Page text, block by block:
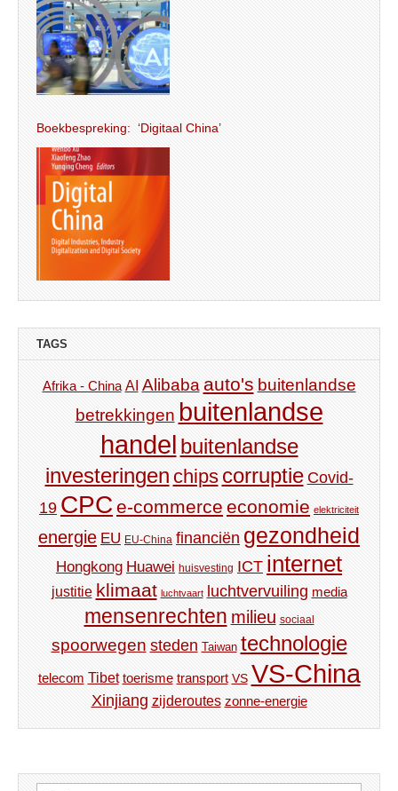
Boekbespreking: ‘Digitaal China’
TAGS
Afrika - China AI Alibaba auto's buitenlandse
betrekkingen buitenlandse
handel buitenlandse
investeringen chips corruptie Covid-
19 CPC e-commerce economie elektriciteit
energie EU EU-China financiën gezondheid
Hongkong Huawei huisvesting ICT internet
justitie klimaat luchtvaart luchtvervuiling media
mensenrechten milieu sociaal
spoorwegen steden Taiwan technologie
telecom Tibet toerisme transport VS VS-China
Xinjiang zijderoutes zonne-energie